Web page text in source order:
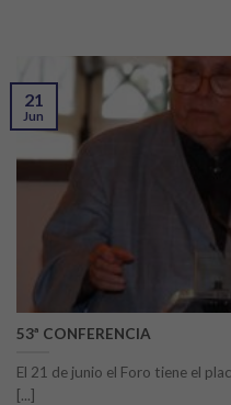
53ª CONFERENCIA
El 21 de junio el Foro tiene el
[...]
21
Jun